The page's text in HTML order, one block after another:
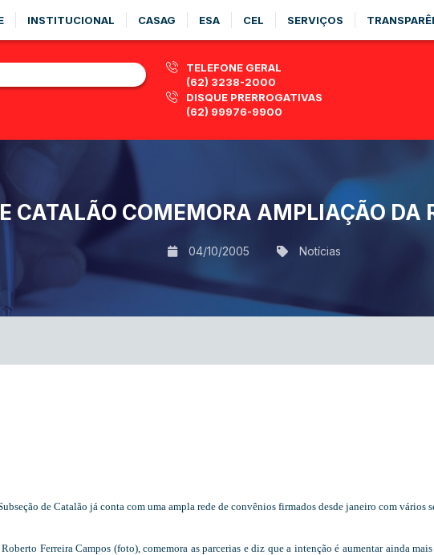
INSTITUCIONAL CASAG ESA CEL SERVIÇOS
TELEFONE GERAL
(62) 3238-2000
DISQUE PRERROGATIVAS
(62) 99976-9900
CATALÃO COMEMORA AMPLIAÇÃO DA
04/10/2005 Notícias
de Catalão já conta com uma ampla rede de convênios firmados desde janeiro com vários
Ferreira Campos (foto), comemora as parcerias e diz que a intenção é aumentar ainda